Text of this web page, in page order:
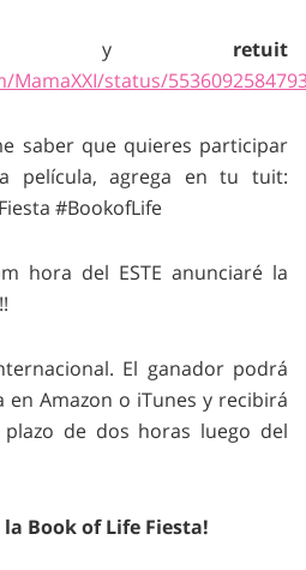
y retuit
status/
saber que quieres participar
película, agrega en tu tuit:
#BookofLife
hora del ESTE anunciaré la
El ganador podrá
Amazon o iTunes y recibirá
de dos horas luego del
la Book of Life Fiesta!